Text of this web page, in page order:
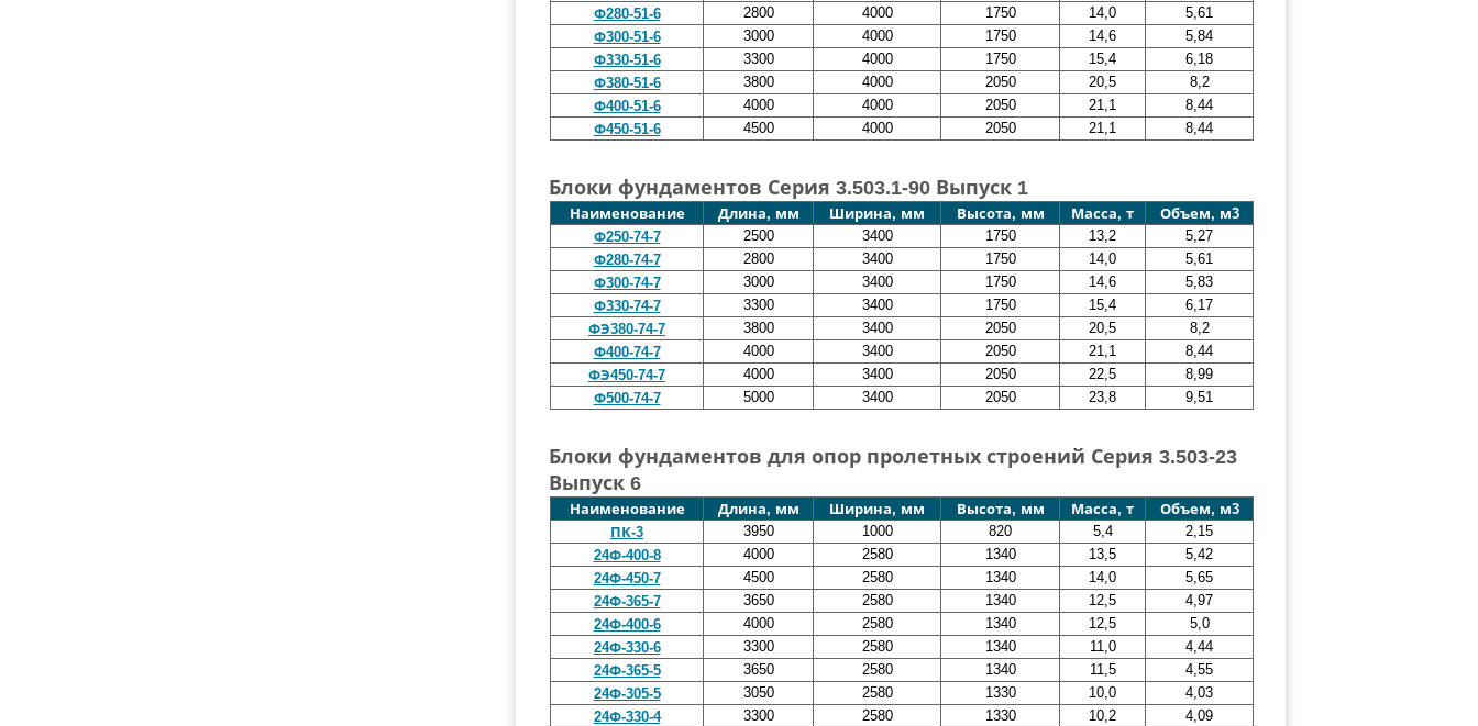
Ф280-51-6
2800 4000 1750 14,0
5,61
Ф300-51-6
3000 4000 1750 14,6
5,84
Ф330-51-6
3300 4000 1750 15,4
6,18
Ф380-51-6
3800 4000 2050 20,5
8,2
Ф400-51-6
4000 4000 2050 21,1
8,44
Ф450-51-6
4500 4000 2050 21,1 8,44
Блоки фундаментов Серия 3.503.1-90 Выпуск 1
Наименование Длина, мм Ширина, мм Высота, мм Масса, т
Объем, м3
Ф250-74-7
2500 3400 1750 13,2
5,27
Ф280-74-7
2800 3400 1750 14,0
5,61
Ф300-74-7
3000 3400 1750 14,6
5,83
Ф330-74-7
3300 3400 1750 15,4
6,17
ФЭ380-74-7
3800 3400 2050 20,5
8,2
Ф400-74-7
4000 3400 2050 21,1
8,44
ФЭ450-74-7
4000 3400 2050 22,5
8,99
Ф500-74-7
5000 3400 2050 23,8 9,51
Блоки фундаментов для опор пролетных строений Серия 3.503-23
Выпуск 6
Наименование Длина, мм Ширина, мм Высота, мм Масса, т
Объем, м3
ПК-3
3950 1000 820 5,4
2,15
24Ф-400-8
4000 2580 1340 13,5
5,42
24Ф-450-7
4500 2580 1340 14,0
5,65
24Ф-365-7
3650 2580 1340 12,5
4,97
24Ф-400-6
4000 2580 1340 12,5
5,0
24Ф-330-6
3300 2580 1340 11,0
4,44
24Ф-365-5
3650 2580 1340 11,5
4,55
24Ф-305-5
3050 2580 1330 10,0
4,03
24Ф-330-4
3300 2580 1330 10,2
4,09